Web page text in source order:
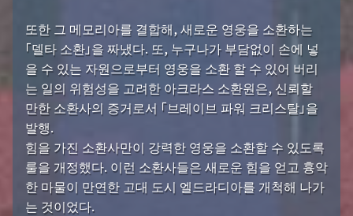
또한 그 메모리아를 결합해, 새로운 영웅을 소환하는
「델타 소환」을 짜냈다. 또, 누구나가 부담없이 손에 넣
을 수 있는 자원으로부터 영웅을 소환 할 수 있어 버리
는 일의 위험성을 고려한 아크라스 소환원은, 신뢰할
만한 소환사의 증거로서 「브레이브 파워 크리스탈」을
발행.
힘을 가진 소환사만이 강력한 영웅을 소환할 수 있도록
룰을 개정했다. 이런 소환사들은 새로운 힘을 얻고 흉악
한 마물이 만연한 고대 도시 엘드라디아를 개척해 나가
는 것이었다.